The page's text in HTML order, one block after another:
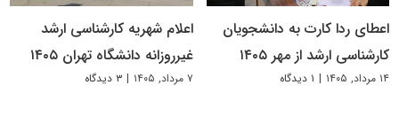
اعطای ردا کارت به دانشجویان
کارشناسی ارشد از مهر ۱۴۰۵
۱۴ مرداد, ۱۴۰۵ | ۱ دیدگاه
اعلام شهریه کارشناسی ارشد
غیرروزانه دانشگاه تهران ۱۴۰۵
۷ مرداد, ۱۴۰۵ | ۳ دیدگاه